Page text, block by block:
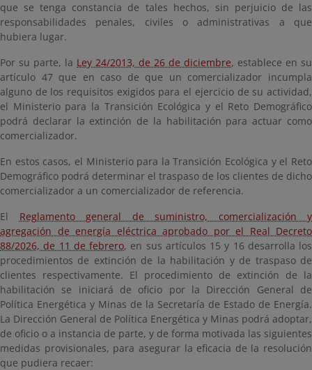
que se tenga constancia de tales hechos, sin perjuicio de las
responsabilidades penales, civiles o administrativas a que
hubiera lugar.
Por su parte, la Ley 24/2013, de 26 de diciembre, establece en su
artículo 47 que en caso de que un comercializador incumpla
alguno de los requisitos exigidos para el ejercicio de su actividad,
el Ministerio para la Transición Ecológica y el Reto Demográfico
podrá declarar la extinción de la habilitación para actuar como
comercializador.
En estos casos, el Ministerio para la Transición Ecológica y el Reto
Demográfico podrá determinar el traspaso de los clientes de dicho
comercializador a un comercializador de referencia.
El Reglamento general de suministro, comercialización y
agregación de energía eléctrica aprobado por el Real Decreto
88/2026, de 11 de febrero, en sus artículos 15 y 16 desarrolla los
procedimientos de extinción de la habilitación y de traspaso de
clientes respectivamente. El procedimiento de extinción de la
habilitación se iniciará de oficio por la Dirección General de
Política Energética y Minas de la Secretaría de Estado de Energía.
La Dirección General de Política Energética y Minas podrá adoptar,
de oficio o a instancia de parte, y de forma motivada las siguientes
medidas provisionales, para asegurar la eficacia de la resolución
que pudiera recaer: